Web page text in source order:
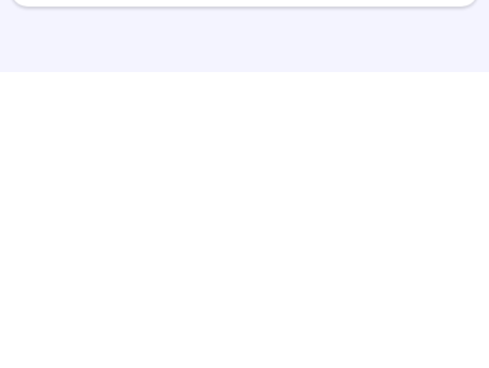
herramientas […]